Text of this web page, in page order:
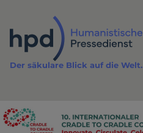
Inhalt
Der säkulare Blick auf die Welt.
Advertising